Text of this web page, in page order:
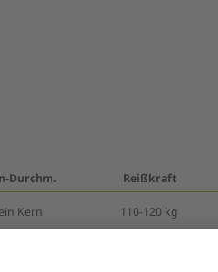
Durchm. Reißkraft
Kern 110-120 kg